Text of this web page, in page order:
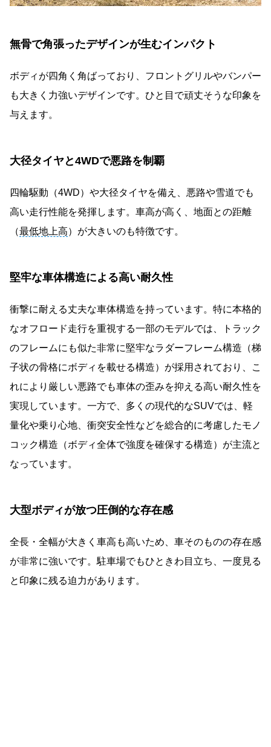
無骨で角張ったデザインが生むインパクト
ボディが四角く角ばっており、フロントグリルやバンパー
も大きく力強いデザインです。ひと目で頑丈そうな印象を
与えます。
大径タイヤと4WDで悪路を制覇
四輪駆動（4WD）や大径タイヤを備え、悪路や雪道でも
高い走行性能を発揮します。車高が高く、地面との距離
（最低地上高）が大きいのも特徴です。
堅牢な車体構造による高い耐久性
衝撃に耐える丈夫な車体構造を持っています。特に本格的
なオフロード走行を重視する一部のモデルでは、トラック
のフレームにも似た非常に堅牢なラダーフレーム構造（梯
子状の骨格にボディを載せる構造）が採用されており、こ
れにより厳しい悪路でも車体の歪みを抑える高い耐久性を
実現しています。一方で、多くの現代的なSUVでは、軽
量化や乗り心地、衝突安全性などを総合的に考慮したモノ
コック構造（ボディ全体で強度を確保する構造）が主流と
なっています。
大型ボディが放つ圧倒的な存在感
全長・全幅が大きく車高も高いため、車そのものの存在感
が非常に強いです。駐車場でもひときわ目立ち、一度見る
と印象に残る迫力があります。